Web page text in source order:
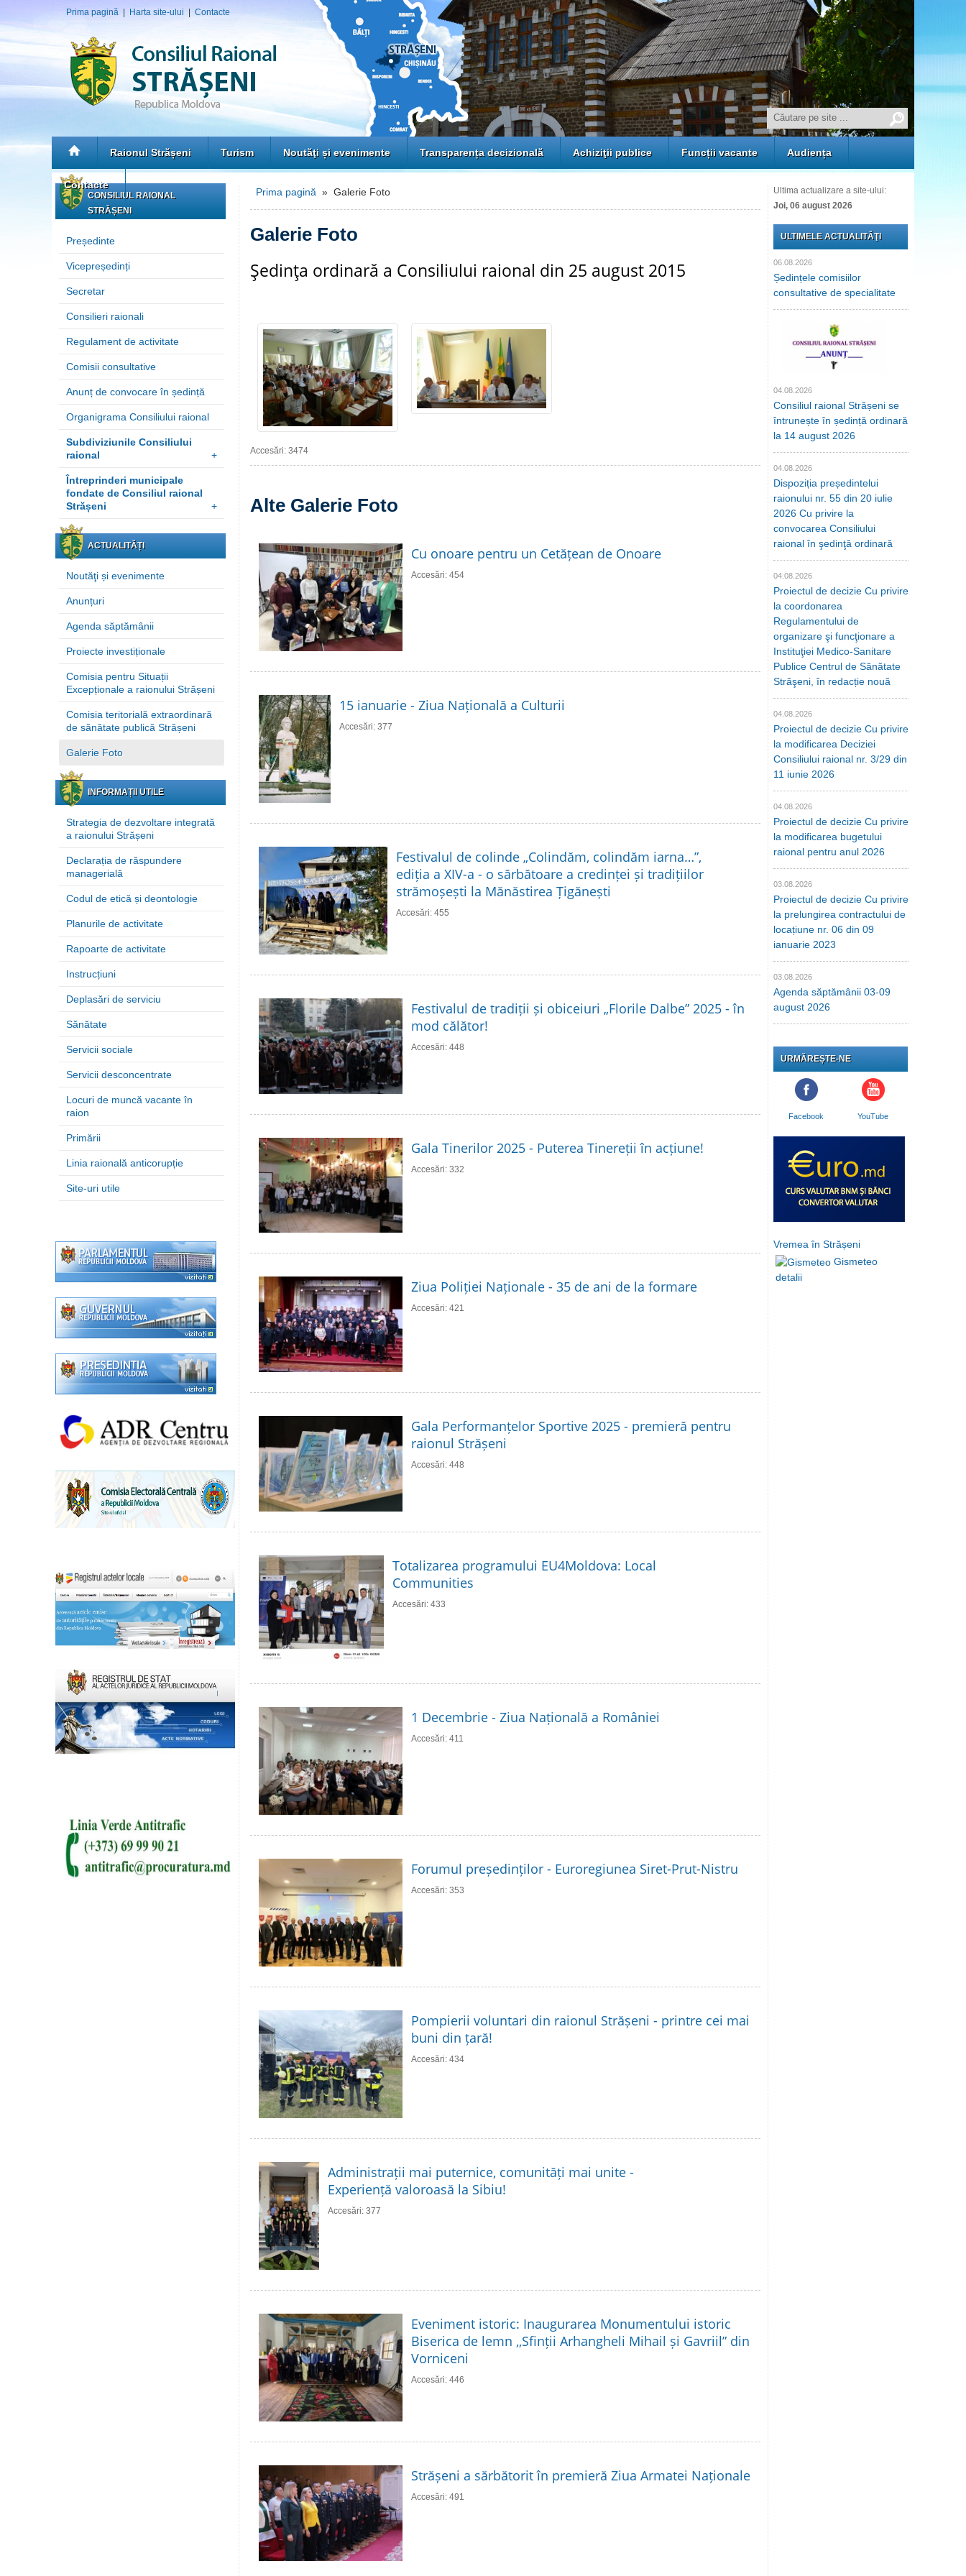
Prima pagină Harta site-ului Contacte
Raionul Strășeni Turism Noutăţi și evenimente Transparența decizională Achiziţii publice Funcții vacante Audiența
Contacte
CONSILIUL RAIONAL
STRĂȘENI
Președinte
Vicepreședinți
Secretar
Consilieri raionali
Regulament de activitate
Comisii consultative
Anunț de convocare în ședință
Organigrama Consiliului raional
Subdiviziunile Consiliului
raional
+
Întreprinderi municipale
fondate de Consiliul raional
Strășeni
+
ACTUALITĂȚI
Noutăţi și evenimente
Anunțuri
Agenda săptămânii
Proiecte investiționale
Comisia pentru Situații
Excepționale a raionului Strășeni
Comisia teritorială extraordinară
de sănătate publică Strășeni
Galerie Foto
INFORMAȚII UTILE
Strategia de dezvoltare integrată
a raionului Strășeni
Declarația de răspundere
managerială
Codul de etică și deontologie
Planurile de activitate
Rapoarte de activitate
Instrucțiuni
Deplasări de serviciu
Sănătate
Servicii sociale
Servicii desconcentrate
Locuri de muncă vacante în
raion
Primării
Linia raională anticorupție
Site-uri utile
Prima pagină » Galerie Foto
Galerie Foto
Şedinţa ordinară a Consiliului raional din 25 august 2015
Accesări: 3474
Alte Galerie Foto
Cu onoare pentru un Cetățean de Onoare
Accesări: 454
15 ianuarie - Ziua Națională a Culturii
Accesări: 377
Festivalul de colinde „Colindăm, colindăm iarna…”,
ediția a XIV-a - o sărbătoare a credinței și tradițiilor
strămoșești la Mănăstirea Țigănești
Accesări: 455
Festivalul de tradiții și obiceiuri „Florile Dalbe” 2025 - în
mod călător!
Accesări: 448
Gala Tinerilor 2025 - Puterea Tinereții în acțiune!
Accesări: 332
Ziua Poliției Naționale - 35 de ani de la formare
Accesări: 421
Gala Performanțelor Sportive 2025 - premieră pentru
raionul Strășeni
Accesări: 448
Totalizarea programului EU4Moldova: Local
Communities
Accesări: 433
1 Decembrie - Ziua Națională a României
Accesări: 411
Forumul președinților - Euroregiunea Siret-Prut-Nistru
Accesări: 353
Pompierii voluntari din raionul Strășeni - printre cei mai
buni din țară!
Accesări: 434
Administrații mai puternice, comunități mai unite -
Experiență valoroasă la Sibiu!
Accesări: 377
Eveniment istoric: Inaugurarea Monumentului istoric
Biserica de lemn ,,Sfinții Arhangheli Mihail și Gavriil” din
Vorniceni
Accesări: 446
Strășeni a sărbătorit în premieră Ziua Armatei Naționale
Accesări: 491
Ultima actualizare a site-ului:
Joi, 06 august 2026
ULTIMELE ACTUALITĂŢI
06.08.2026
Ședințele comisiilor
consultative de specialitate
04.08.2026
Consiliul raional Strășeni se
întrunește în ședință ordinară
la 14 august 2026
04.08.2026
Dispoziția președintelui
raionului nr. 55 din 20 iulie
2026 Cu privire la
convocarea Consiliului
raional în şedinţă ordinară
04.08.2026
Proiectul de decizie Cu privire
la coordonarea
Regulamentului de
organizare şi funcţionare a
Instituţiei Medico-Sanitare
Publice Centrul de Sănătate
Străşeni, în redacție nouă
04.08.2026
Proiectul de decizie Cu privire
la modificarea Deciziei
Consiliului raional nr. 3/29 din
11 iunie 2026
04.08.2026
Proiectul de decizie Cu privire
la modificarea bugetului
raional pentru anul 2026
03.08.2026
Proiectul de decizie Cu privire
la prelungirea contractului de
locațiune nr. 06 din 09
ianuarie 2023
03.08.2026
Agenda săptămânii 03-09
august 2026
URMĂREȘTE-NE
Facebook YouTube
Vremea în Strășeni
Gismeteo
detalii